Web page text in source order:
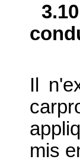
Il
mis